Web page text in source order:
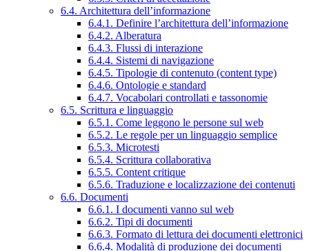
6.4. Architettura dell’informazione
6.4.1. Definire l’architettura dell’informazione
6.4.2. Alberatura
6.4.3. Flussi di interazione
6.4.4. Sistemi di navigazione
6.4.5. Tipologie di contenuto (content type)
6.4.6. Ontologie e standard
6.4.7. Vocabolari controllati e tassonomie
6.5. Scrittura e linguaggio
6.5.1. Come leggono le persone sul web
6.5.2. Le regole per un linguaggio semplice
6.5.3. Microtesti
6.5.4. Scrittura collaborativa
6.5.5. Content critique
6.5.6. Traduzione e localizzazione dei contenuti
6.6. Documenti
6.6.1. I documenti vanno sul web
6.6.2. Tipi di documenti
6.6.3. Formato di lettura dei documenti elettronici
6.6.4. Modalità di produzione dei documenti